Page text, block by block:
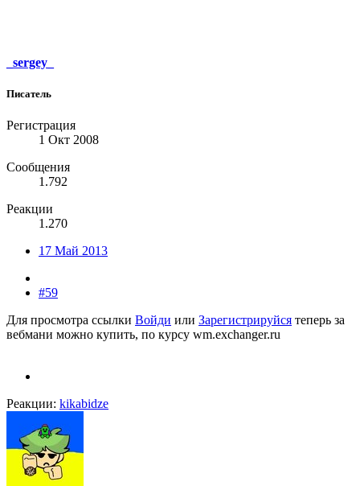
_sergey_
Писатель
Регистрация
1 Окт 2008
Сообщения
1.792
Реакции
1.270
17 Май 2013
#59
Для просмотра ссылки Войди или Зарегистрируйся теперь за
вебмани можно купить, по курсу wm.exchanger.ru
Реакции: kikabidze